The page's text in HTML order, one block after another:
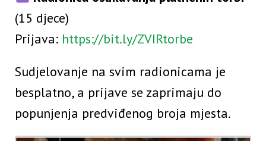
(15 djece)
Prijava: https://bit.ly/ZVIRtorbe
Sudjelovanje na svim radionicama je
besplatno, a prijave se zaprimaju do
popunjenja predviđenog broja mjesta.